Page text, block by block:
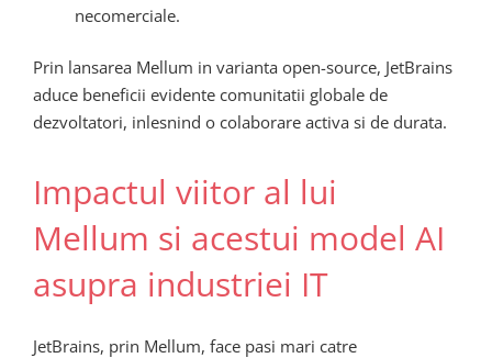
necomerciale.
Prin lansarea Mellum in varianta open-source, JetBrains
aduce beneficii evidente comunitatii globale de
dezvoltatori, inlesnind o colaborare activa si de durata.
Impactul viitor al lui
Mellum si acestui model AI
asupra industriei IT
JetBrains, prin Mellum, face pasi mari catre